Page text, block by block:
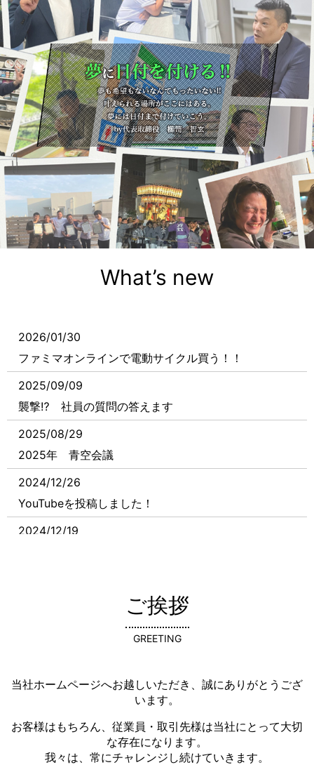
What’s new
2026/01/30
ファミマオンラインで電動サイクル買う！！
2025/09/09
襲撃⁉ 社員の質問の答えます
2025/08/29
2025年 青空会議
2024/12/26
YouTubeを投稿しました！
2024/12/19
クリスマスチキン・クリスマスケーキご予約受付中！
2024/11/28
YouTube投稿しました！
2024/11/26
YouTube投稿しました！
ご挨拶
GREETING
当社ホームページへお越しいただき、誠にありがとうござ
います。
お客様はもちろん、従業員・取引先様は当社にとって大切
な存在になります。
我々は、常にチャレンジし続けていきます。